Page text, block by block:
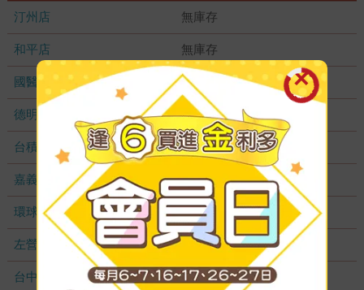
汀州店 無庫存
和平店 無庫存
國醫加盟店 無庫存
德明加盟店 無庫存
台積店 無庫存
嘉義耐斯店 無庫存
環球店 無庫存
左營店 無庫存
台中秀泰店 無庫存